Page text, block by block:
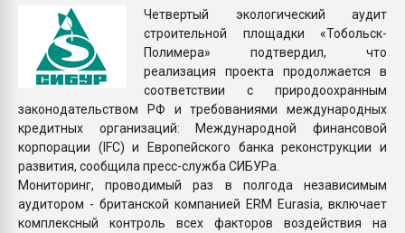
Четвертый экологический аудит
строительной площадки «Тобольск-
Полимера» подтвердил, что
реализация проекта продолжается в
соответствии с природоохранным
законодательством РФ и требованиями международных
кредитных организаций: Международной финансовой
корпорации (IFC) и Европейского банка реконструкции и
развития, сообщила пресс-служба СИБУРа.
Мониторинг, проводимый раз в полгода независимым
аудитором - британской компанией ERM Eurasia, включает
комплексный контроль всех факторов воздействия на